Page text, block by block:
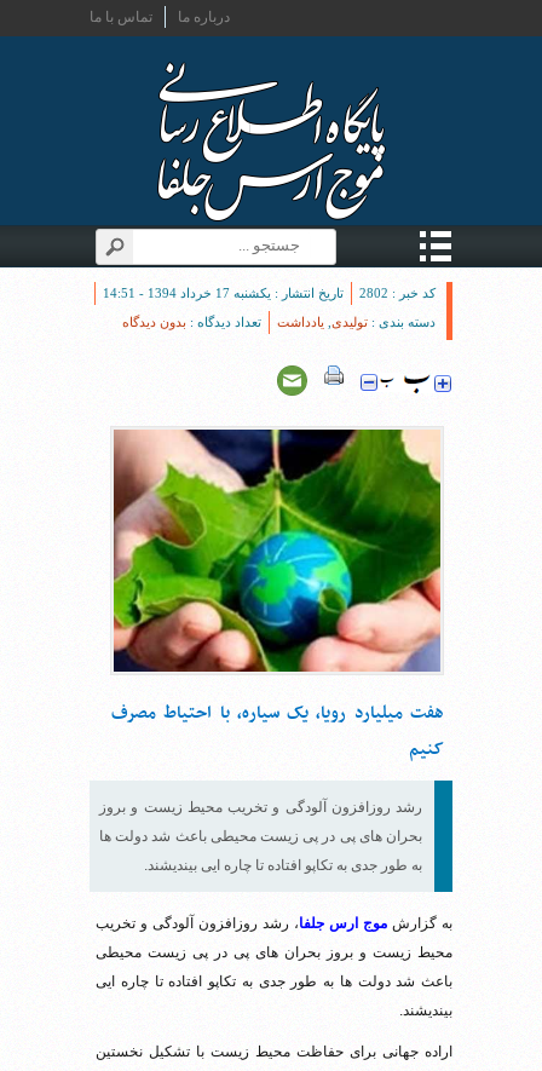
تماس با ما درباره ما
کد خبر : 2802
تاریخ انتشار : یکشنبه 17 خرداد 1394 - 14:51
دسته بندی : تولیدی یادداشت تعداد دیدگاه : بدون دیدگاه
هفت میلیارد رویا، یک سیاره، با احتیاط مصرف
کنیم
رشد روزافزون آلودگی و تخریب محیط ‌زیست و بروز
بحران های پی در پی زیست محیطی باعث شد دولت ها
به طور جدی به تکاپو افتاده تا چاره ایی بیندیشند.
به گزارش موج ارس جلفا، رشد روزافزون آلودگی و تخریب
محیط ‌زیست و بروز بحران های پی در پی زیست محیطی
باعث شد دولت ها به طور جدی به تکاپو افتاده تا چاره ایی
بیندیشند.
اراده جهانی برای حفاظت محیط زیست با تشکیل نخستین